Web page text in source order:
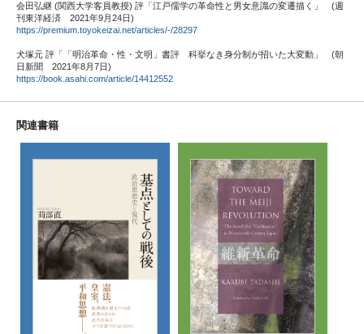
会田弘継 (関西大学客員教授) 評「江戸儒学の革命性と男女意識の変遷描く」 (週
刊東洋経済 2021年9月24日)
https://premium.toyokeizai.net/articles/-/28297
犬塚元 評「「明治革命・性・文明」書評 科挙なき身分制が招いた大変動」 (朝
日新聞 2021年8月7日)
https://book.asahi.com/article/14412552
関連書籍